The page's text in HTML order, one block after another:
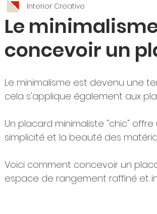
Le
concevoir un
Interior Creative
Le minimalisme est devenu une
cela s'applique également aux
Un placard minimaliste "chic"
simplicité et la beauté des
Voici comment concevoir un
espace de rangement raffiné et